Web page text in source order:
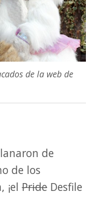
de la web de
de
de los
¡el Pride Desfile